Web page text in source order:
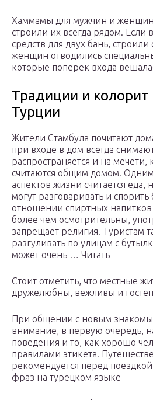
Хаммамы для мужчин и
строили их всегда рядом. Если
средств для двух бань, строили
женщин отводились
которые поперек входа
Традиции и колорит
Турции
Жители Стамбула почитают
при входе в дом всегда
распространяется и на мечети,
считаются общим домом.
аспектов жизни считается еда,
могут разговаривать и
отношении спиртных
более чем осмотрительны,
запрещает религия. Туристам
разгуливать по улицам с
может очень … Читать
Стоит отметить, что местные
дружелюбны, вежливы и
При общении с новым
внимание, в первую очередь,
поведения и то, как хорошо
правилами этикета.
рекомендуется перед
фраз на турецком языке